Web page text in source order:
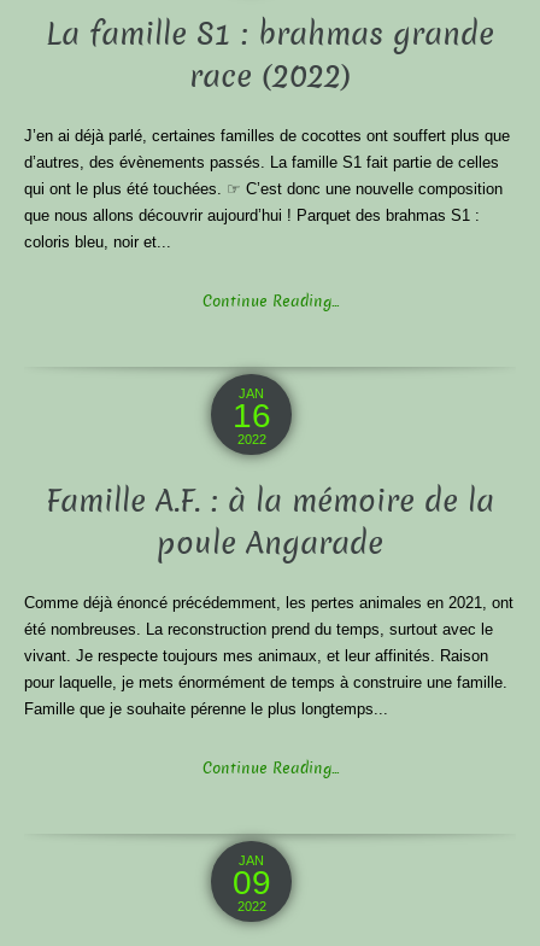
La famille S1 : brahmas grande
race (2022)
J’en ai déjà parlé, certaines familles de cocottes ont souffert plus que
d’autres, des évènements passés. La famille S1 fait partie de celles
qui ont le plus été touchées. ☞ C’est donc une nouvelle composition
que nous allons découvrir aujourd’hui ! Parquet des brahmas S1 :
coloris bleu, noir et...
Continue Reading...
JAN
16
2022
Famille A.F. : à la mémoire de la
poule Angarade
Comme déjà énoncé précédemment, les pertes animales en 2021, ont
été nombreuses. La reconstruction prend du temps, surtout avec le
vivant. Je respecte toujours mes animaux, et leur affinités. Raison
pour laquelle, je mets énormément de temps à construire une famille.
Famille que je souhaite pérenne le plus longtemps...
Continue Reading...
JAN
09
2022